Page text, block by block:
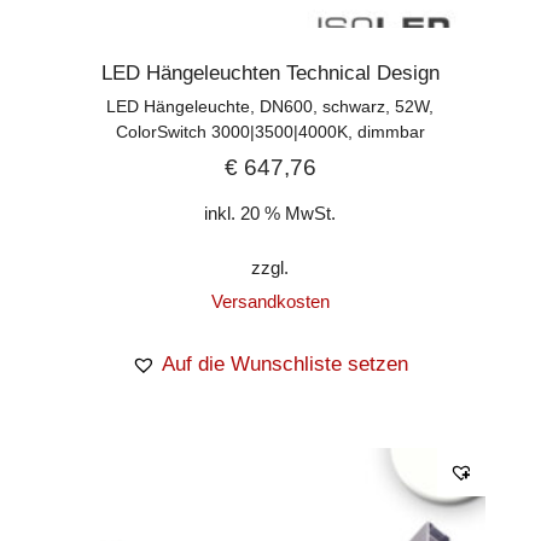
LED Hängeleuchten Technical Design
LED Hängeleuchte, DN600, schwarz, 52W,
ColorSwitch 3000|3500|4000K, dimmbar
€647,76
inkl. 20 % MwSt.
zzgl.
Versandkosten
Auf die Wunschliste setzen